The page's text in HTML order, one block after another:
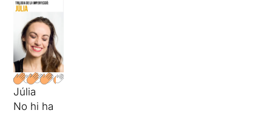
Júlia
No hi ha